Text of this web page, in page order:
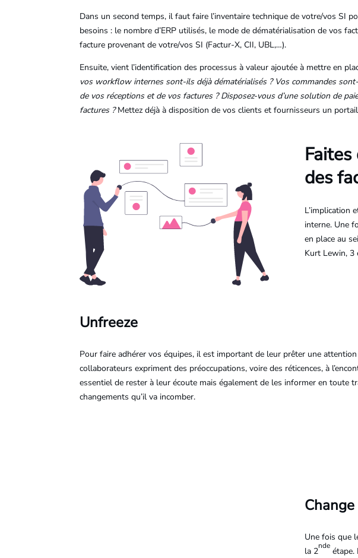
Dans un second temps, il faut faire l’inventaire technique de votre/vos SI
besoins : le nombre d’ERP utilisés, le mode de dématérialisation de vos
facture provenant de votre/vos SI (Factur-X, CII, UBL,…).
Ensuite, vient l’identification des processus à valeur ajoutée à mettre en
vos workflow internes sont-ils déjà dématérialisés ? Vos commandes
de vos réceptions et de vos factures ? Disposez-vous d’une solution de
factures ?Mettez déjà à disposition de vos clients et fournisseurs un
des
L’implication
interne. Une
en place au
Kurt Lewin, 3
Unfreeze
Pour faire adhérer vos équipes, il est important de leur prêter une
collaborateurs expriment des préoccupations, voire des réticences, à
essentiel de rester à leur écoute mais également de les informer en toute
changements qu’il va incomber.
Change
Une fois que
la 2ndeétape.